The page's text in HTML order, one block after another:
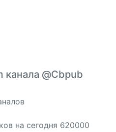
канала @Cbpub
на сегодня 620000